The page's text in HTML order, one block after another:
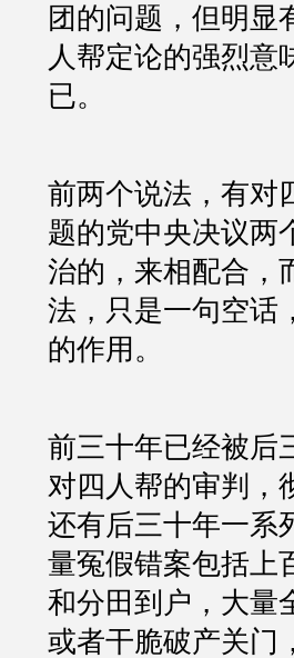
团的问题，但明显
人帮定论的强烈意
已。
前两个说法，有对
题的党中央决议两
治的，来相配合，
法，只是一句空话
的作用。
前三十年已经被后
对四人帮的审判，
还有后三十年一系
量冤假错案包括上
和分田到户，大量
或者干脆破产关门